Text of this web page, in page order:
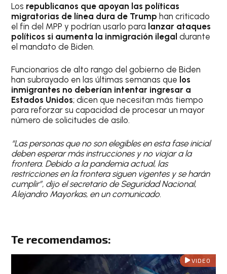
Los republicanos que apoyan las políticas
migratorias de línea dura de Trump han criticado
el fin del MPP y podrían usarlo para lanzar ataques
políticos si aumenta la inmigración ilegal durante
el mandato de Biden.
Funcionarios de alto rango del gobierno de Biden
han subrayado en las últimas semanas que los
inmigrantes no deberían intentar ingresar a
Estados Unidos; dicen que necesitan más tiempo
para reforzar su capacidad de procesar un mayor
número de solicitudes de asilo.
“Las personas que no son elegibles en esta fase inicial
deben esperar más instrucciones y no viajar a la
frontera. Debido a la pandemia actual, las
restricciones en la frontera siguen vigentes y se harán
cumplir”, dijo el secretario de Seguridad Nacional,
Alejandro Mayorkas, en un comunicado.
Te recomendamos:
VIDEO